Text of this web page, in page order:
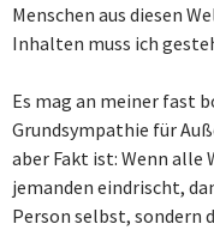
Menschen aus diesen
Inhalten muss ich
Es mag an meiner fast
Grundsympathie für
aber Fakt ist: Wenn
jemanden eindrischt,
Person selbst, sondern